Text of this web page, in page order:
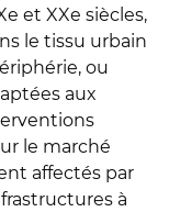
et XXe siècles,
le tissu urbain
ou
aux
le marché
affectés par
à